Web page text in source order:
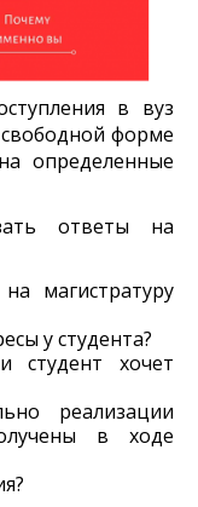
в вуз
форме
определенные
ответы на
магистратуру
у студента?
студент хочет
реализации
в ходе